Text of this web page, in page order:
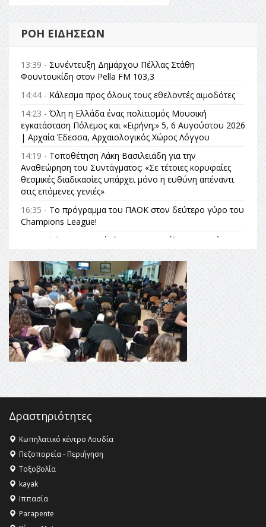
ΡΟΉ ΕΙΔΉΣΕΩΝ
13:39 - Συνέντευξη Δημάρχου Πέλλας Στάθη
Φουντουκίδη στον Pella FM 103,3
14:44 - Κάλεσμα προς όλους τους εθελοντές αιμοδότες
14:23 - Όλη η Ελλάδα ένας πολιτισμός Μουσική
εγκατάσταση Πόλεμος και «Ειρήνη;» 5, 6 Αυγούστου 2026
| Αρχαία Έδεσσα, Αρχαιολογικός Χώρος Λόγγου
14:19 - Τοποθέτηση Λάκη Βασιλειάδη για την
Αναθεώρηση του Συντάγματος: «Σε τέτοιες κορυφαίες
θεσμικές διαδικασίες υπάρχει μόνο η ευθύνη απέναντι
στις επόμενες γενιές»
16:35 - Το πρόγραμμα του ΠΑΟΚ στον δεύτερο γύρο του
Champions League!
Όλυμπος: Εντάχθηκε στον Κατάλογο Παγκόσμιας
Κληρονομιάς της UNESCO – Ομόφωνη η απόφαση Ο
Όλυμπος αναγνωρίστηκε ως φυσικό και πολιτιστικό
αγαθό εξέχουσας οικουμενικής αξίας για την
ανθρωπότητα
16:18 -ΕΝΟΡΙΑΚΕΣ ΚΑΛΟΚΑΙΡΙΝΕΣ ΔΡΑΣΕΙΣ ΓΙΑ ΠΑΙΔΙΑ
ΣΤΗΝ ΕΔΕΣΣΑ
16:15 -Εργασίες συντήρησης οδοφωτισμού στην Ενωτική
Οδό Σίνδου από την Περιφέρεια Κεντρικής Μακεδονίας
11:36 -
Λάκης Βασιλειάδης, Συνέντευξη PellaFm 103,3 για
το Μουσείο της Πέλλας, Λουτρά Πόζαρ και Χιονοδρομικό
18:09 -Αυτό το καλοκαίρι δίνουμε ραντεβού στο πιο
όμορφο θερινό σινεμά της Ελλάδας!
Δραστηριότητες
Κωπηλατικό κέντρο Λουδία
Πεζοπορεία - Περιήγηση
Τοξοβολία
kayak
Ιππασία
Parapente